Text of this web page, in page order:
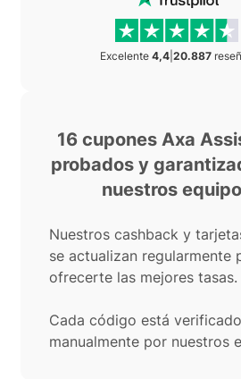
Excelente 4,4 20.887
16 cupones Axa
probados y
nuestros
Nuestros cashback y
se actualizan regularmente
ofrecerte las mejores tasas.
Cada código está verificado
manualmente por nuestros